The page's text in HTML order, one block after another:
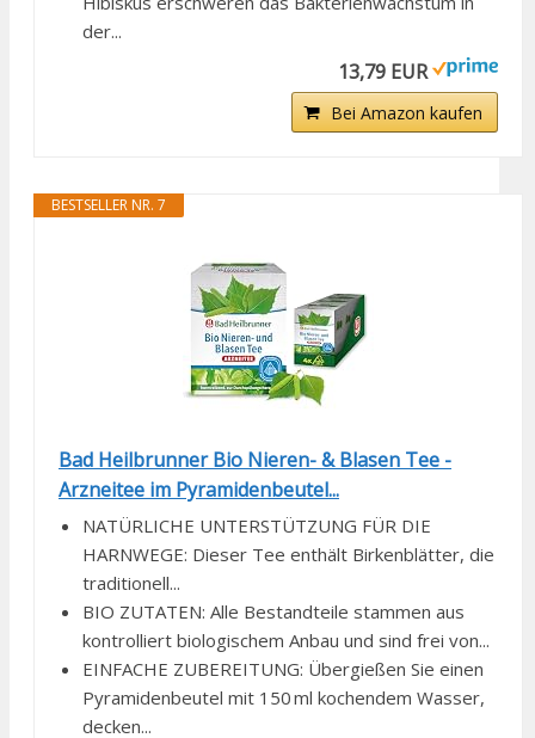
der...
13,79 EUR
Bei Amazon kaufen
BESTSELLER NR. 7
Bad Heilbrunner Bio Nieren- & Blasen Tee -
Arzneitee im Pyramidenbeutel...
NATÜRLICHE UNTERSTÜTZUNG FÜR DIE
HARNWEGE: Dieser Tee enthält Birkenblätter, die
traditionell...
BIO ZUTATEN: Alle Bestandteile stammen aus
kontrolliert biologischem Anbau und sind frei von...
EINFACHE ZUBEREITUNG: Übergießen Sie einen
Pyramidenbeutel mit 150 ml kochendem Wasser,
decken...